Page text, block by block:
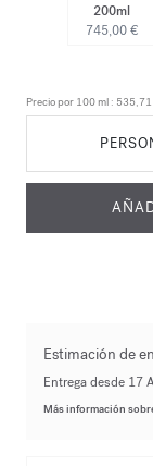
200ml
745,00 €
Precio por 100 ml :
Estimación de
Entrega desde 17
Más información